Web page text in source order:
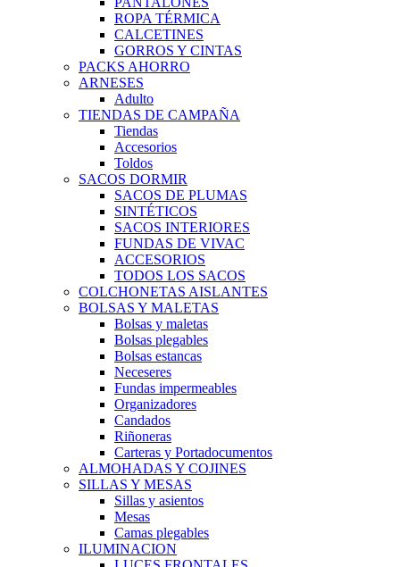
ROPA TÉRMICA
CALCETINES
GORROS Y CINTAS
PACKS AHORRO
ARNESES
Adulto
TIENDAS DE CAMPAÑA
Tiendas
Accesorios
Toldos
SACOS DORMIR
SACOS DE PLUMAS
SINTÉTICOS
SACOS INTERIORES
FUNDAS DE VIVAC
ACCESORIOS
TODOS LOS SACOS
COLCHONETAS AISLANTES
BOLSAS Y MALETAS
Bolsas y maletas
Bolsas plegables
Bolsas estancas
Neceseres
Fundas impermeables
Organizadores
Candados
Riñoneras
Carteras y Portadocumentos
ALMOHADAS Y COJINES
SILLAS Y MESAS
Sillas y asientos
Mesas
Camas plegables
ILUMINACION